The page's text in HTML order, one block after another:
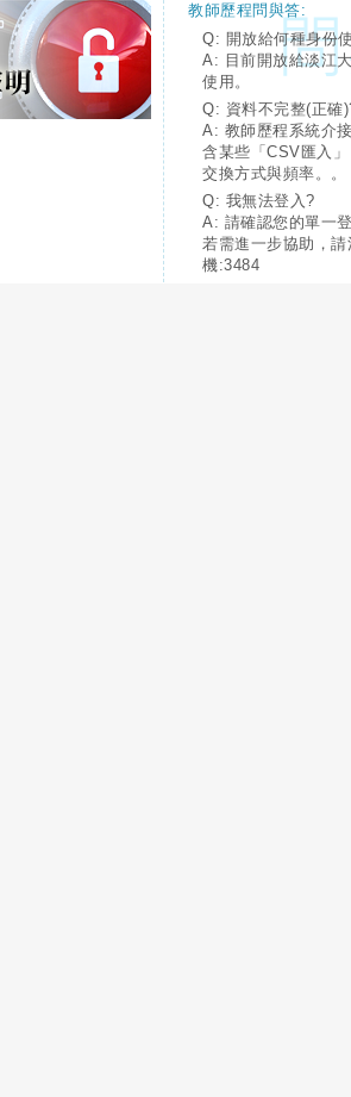
教師歷程問與答:
Q: 開放給何種身份
A: 目前開放給淡江
使用。
Q: 資料不完整(正確
A: 教師歷程系統介
含某些「CSV匯入
交換方式與頻率。。
Q: 我無法登入?
A: 請確認您的單一
若需進一步協助，
機:3484